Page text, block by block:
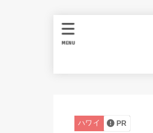
MENU
ハワイ PR